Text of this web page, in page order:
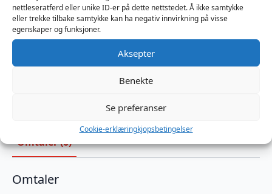
nettleseratferd eller unike ID-er på dette nettstedet. Å ikke samtykke
eller trekke tilbake samtykke kan ha negativ innvirkning på visse
egenskaper og funksjoner.
Aksepter
Benekte
Se preferanser
Cookie-erklæringkjopsbetingelser
Kun 1 på lager
Legg I Handlekurv
Produktnummer:MB500410
Kukring,Sexleketøy
Omtaler (0)
Omtaler